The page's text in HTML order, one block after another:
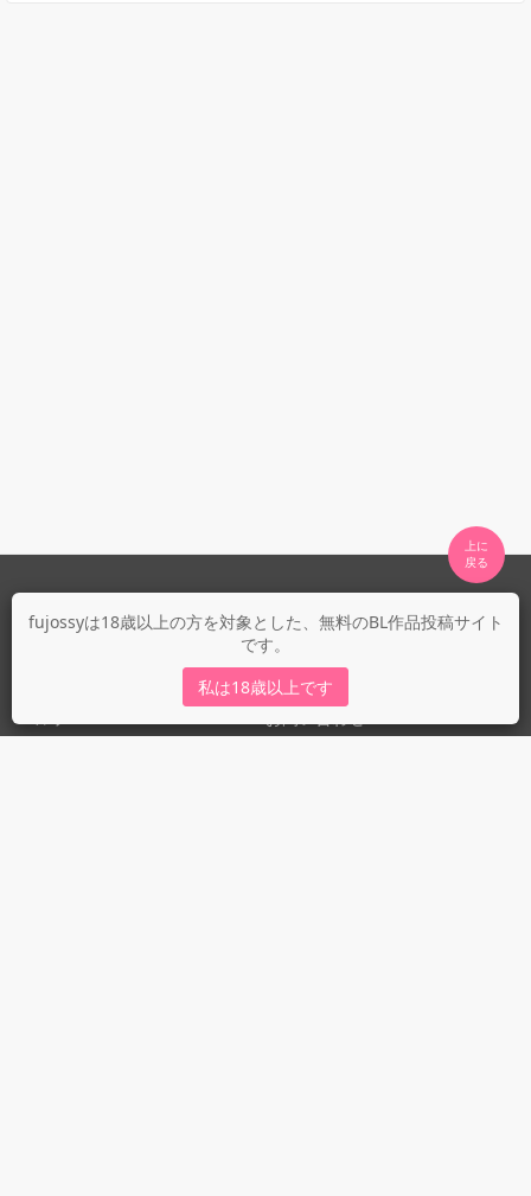
fujossyは18歳以上の方を対象とした、無料のBL作品投稿サイト
です。
私は18歳以上です
上に
fujossyについて
fujossy運営ブログ